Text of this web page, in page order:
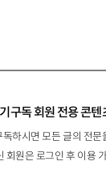
구독 회원 전용 콘텐
독하시면 모든 글의 전
회원은 로그인 후 이용
동 시작. 소설집
『우아한 거짓